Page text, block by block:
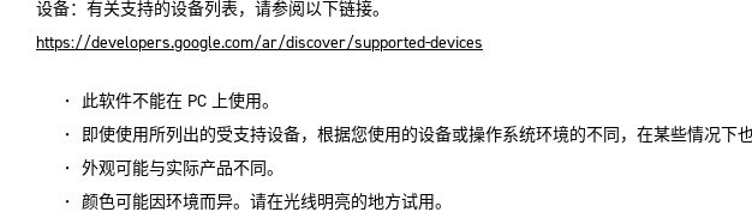
设备：有关支持的设备列表，请参阅以下链接。
https://developers.google.com/ar/discover/supported-devices
此软件不能在 PC 上使用。
即使使用所列出的受支持设备，根据您使用的设备或操作系统环境的不同，在某些情况下也
外观可能与实际产品不同。
颜色可能因环境而异。请在光线明亮的地方试用。